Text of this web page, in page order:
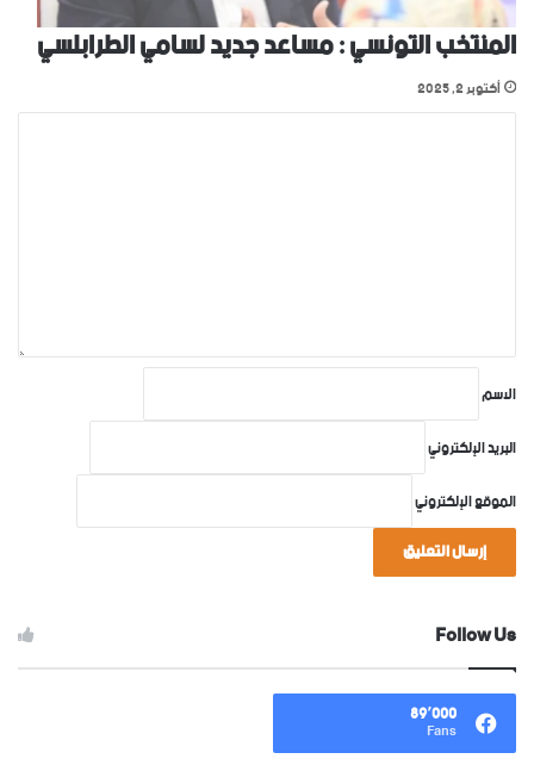
المنتخب التونسي : مساعد جديد لسامي الطرابلسي
أكتوبر 2, 2025
ا
الاسم
البريد الإلكتروني
الموقع الإلكتروني
Follow Us
89٬000
Fans